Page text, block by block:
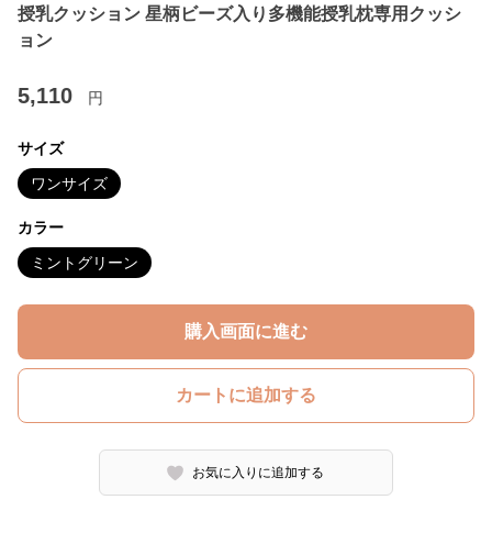
授乳クッション 星柄ビーズ入り多機能授乳枕専用クッシ
ョン
5,110 円
サイズ
ワンサイズ
カラー
ミントグリーン
購入画面に進む
カートに追加する
お気に入りに追加する